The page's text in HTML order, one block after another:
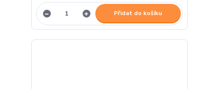
Přidat do košíku